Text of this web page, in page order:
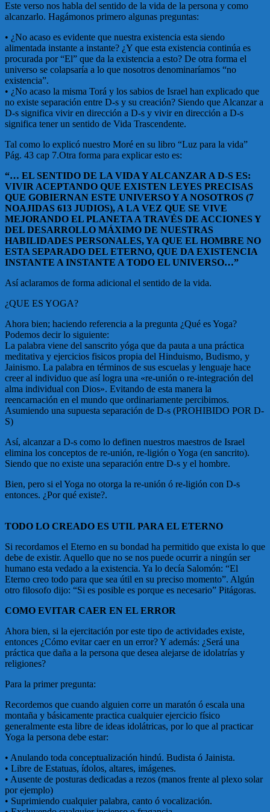
Este verso nos habla del sentido de la vida de la persona y como
alcanzarlo. Hagámonos primero algunas preguntas:
• ¿No acaso es evidente que nuestra existencia esta siendo
alimentada instante a instante? ¿Y que esta existencia continúa es
procurada por “El” que da la existencia a esto? De otra forma el
universo se colapsaría a lo que nosotros denominaríamos “no
existencia”.
• ¿No acaso la misma Torá y los sabios de Israel han explicado que
no existe separación entre D-s y su creación? Siendo que Alcanzar a
D-s significa vivir en dirección a D-s y vivir en dirección a D-s
significa tener un sentido de Vida Trascendente.
Tal como lo explicó nuestro Moré en su libro “Luz para la vida”
Pág. 43 cap 7.Otra forma para explicar esto es:
“… EL SENTIDO DE LA VIDA Y ALCANZAR A D-S ES:
VIVIR ACEPTANDO QUE EXISTEN LEYES PRECISAS
QUE GOBIERNAN ESTE UNIVERSO Y A NOSOTROS (7
NOAJIDAS 613 JUDIOS), A LA VEZ QUE SE VIVE
MEJORANDO EL PLANETA A TRAVÉS DE ACCIONES Y
DEL DESARROLLO MÁXIMO DE NUESTRAS
HABILIDADES PERSONALES, YA QUE EL HOMBRE NO
ESTA SEPARADO DEL ETERNO, QUE DA EXISTENCIA
INSTANTE A INSTANTE A TODO EL UNIVERSO…”
Así aclaramos de forma adicional el sentido de la vida.
¿QUE ES YOGA?
Ahora bien; haciendo referencia a la pregunta ¿Qué es Yoga?
Podemos decir lo siguiente:
La palabra viene del sanscrito yóga que da pauta a una práctica
meditativa y ejercicios fisicos propia del Hinduismo, Budismo, y
Jainismo. La palabra en términos de sus escuelas y lenguaje hace
creer al individuo que así logra una «re-unión o re-integración del
alma individual con Dios». Evitando de esta manera la
reencarnación en el mundo que ordinariamente percibimos.
Asumiendo una supuesta separación de D-s (PROHIBIDO POR D-
S)
Así, alcanzar a D-s como lo definen nuestros maestros de Israel
elimina los conceptos de re-unión, re-ligión o Yoga (en sancrito).
Siendo que no existe una separación entre D-s y el hombre.
Bien, pero si el Yoga no otorga la re-unión ó re-ligión con D-s
entonces. ¿Por qué existe?.
TODO LO CREADO ES UTIL PARA EL ETERNO
Si recordamos el Eterno en su bondad ha permitido que exista lo que
debe de existir. Aquello que no se nos puede ocurrir a ningún ser
humano esta vedado a la existencia. Ya lo decía Salomón: “El
Eterno creo todo para que sea útil en su preciso momento”. Algún
otro filosofo dijo: “Si es posible es porque es necesario” Pitágoras.
COMO EVITAR CAER EN EL ERROR
Ahora bien, si la ejercitación por este tipo de actividades existe,
entonces ¿Cómo evitar caer en un error? Y además: ¿Será una
práctica que daña a la persona que desea alejarse de idolatrías y
religiones?
Para la primer pregunta:
Recordemos que cuando alguien corre un maratón ó escala una
montaña y básicamente practica cualquier ejercicio físico
generalmente esta libre de ideas idolátricas, por lo que al practicar
Yoga la persona debe estar:
• Anulando toda conceptualización hindú. Budista ó Jainista.
• Libre de Estatuas, ídolos, altares, imágenes.
• Ausente de posturas dedicadas a rezos (manos frente al plexo solar
por ejemplo)
• Suprimiendo cualquier palabra, canto ó vocalización.